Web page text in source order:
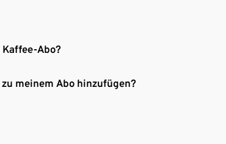
Abo?
meinem Abo hinzufügen?